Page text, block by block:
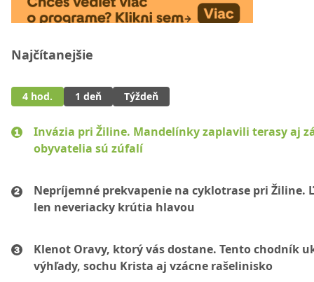
Najčítanejšie
4 hod. 1 deň Týždeň
Invázia pri Žiline. Mandelínky zaplavili terasy aj
obyvatelia sú zúfalí
Nepríjemné prekvapenie na cyklotrase pri Žiline.
len neveriacky krútia hlavou
Klenot Oravy, ktorý vás dostane. Tento chodník
výhľady, sochu Krista aj vzácne rašelinisko